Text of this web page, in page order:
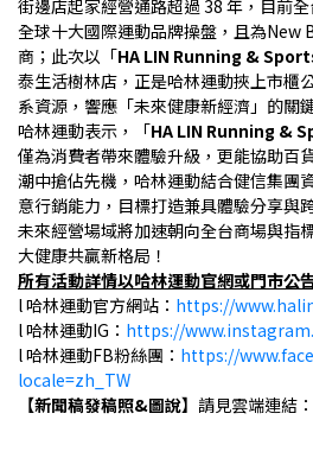
街邊店起家經營通路超過 38 年，目前
全球十大國際運動品牌操盤，且為New
商；此次以「HA LIN Running &
泰生活樹林店，正是哈林運動挾上市櫃
系資源，響應「未來健康新經濟」的關
哈林運動表示，「HA LIN Running &
僅為消費者帶來體驗升級，更能協助百
潮中搶佔先機，哈林運動結合健信集團
意行銷能力，目標打造兼具體驗分享與
未來經營場域將加速朝向全台商場與指
大健康共贏新格局！
所有活動詳情以哈林運動官網或門市公
l 哈林運動官方網站： https://
l 哈林運動IG： https://
l 哈林運動FB粉絲團： https://
locale=zh_TW
【新聞稿發稿照&圖說】 請見雲端連結：